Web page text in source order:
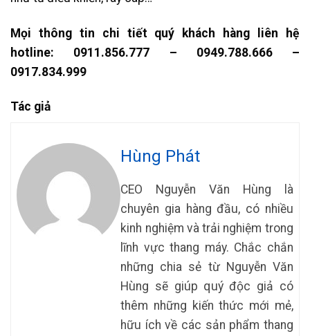
Mọi thông tin chi tiết quý khách hàng liên hệ
hotline: 0911.856.777 – 0949.788.666 –
0917.834.999
Tác giả
Hùng Phát
CEO Nguyễn Văn Hùng là
chuyên gia hàng đầu, có nhiều
kinh nghiệm và trải nghiệm trong
lĩnh vực thang máy. Chắc chắn
những chia sẻ từ Nguyễn Văn
Hùng sẽ giúp quý độc giả có
thêm những kiến thức mới mẻ,
hữu ích về các sản phẩm thang